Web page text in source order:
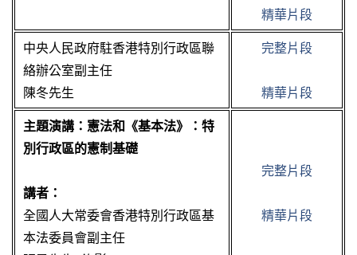
精華片段
中央人民政府駐香港特別行政區聯
絡辦公室副主任
陳冬先生
完整片段
精華片段
主題演講：憲法和《基本法》：特
別行政區的憲制基礎
講者：
全國人大常委會香港特別行政區基
本法委員會副主任
完整片段
精華片段